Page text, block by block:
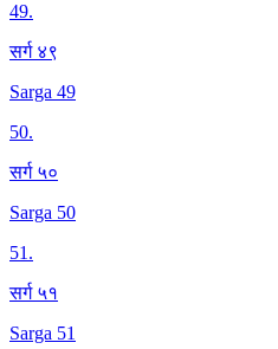
49.
सर्ग ४९
Sarga 49
50.
सर्ग ५०
Sarga 50
51.
सर्ग ५१
Sarga 51